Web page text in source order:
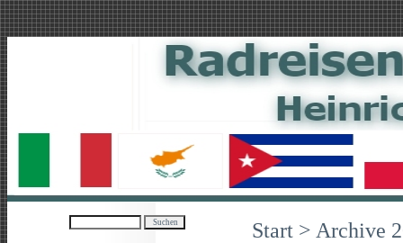
Start > Archive